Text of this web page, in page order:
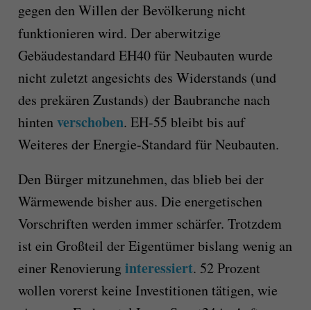
gegen den Willen der Bevölkerung nicht
funktionierenwird. Der aberwitzige
Gebäudestandard EH40 für Neubauten wurde
nicht zuletzt angesichts des Widerstands (und
des prekären Zustands) der Baubranche nach
hintenverschoben. EH-55 bleibt bis auf
Weiteres der Energie-Standard für Neubauten.
Den Bürger mitzunehmen, das blieb bei der
Wärmewende bisher aus. Die energetischen
Vorschriften werden immer schärfer. Trotzdem
ist ein Großteil der Eigentümer bislang wenig an
einer Renovierunginteressiert. 52 Prozent
wollen vorerst keine Investitionen tätigen, wie